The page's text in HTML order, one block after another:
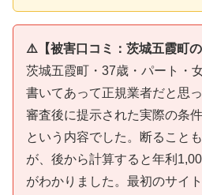
⚠️【被害口コミ：茨城五霞町の
茨城五霞町・37歳・パート・
書いてあって正規業者だと思
審査後に提示された実際の条
という内容でした。断ること
が、後から計算すると年利
がわかりました。最初のサイ